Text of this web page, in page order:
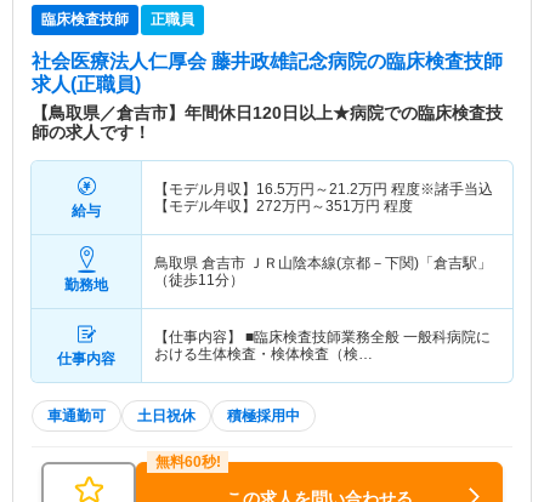
臨床検査技師 正職員
社会医療法人仁厚会 藤井政雄記念病院の臨床検査技師
求人(正職員)
【鳥取県／倉吉市】年間休日120日以上★病院での臨床検査技
師の求人です！
給与
【モデル月収】 16.5万円～21.2万円 程度※諸手当込
【モデル年収】 272万円～351万円 程度
勤務地
鳥取県 倉吉市 ＪＲ山陰本線(京都－下関)「倉吉駅」
（徒歩11分）
仕事内容
【仕事内容】 ■臨床検査技師業務全般 一般科病院に
おける生体検査・検体検査（検…
車通勤可 土日祝休 積極採用中